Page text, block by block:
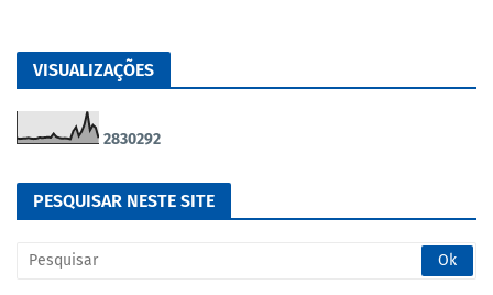
VISUALIZAÇÕES
2830292
PESQUISAR NESTE SITE